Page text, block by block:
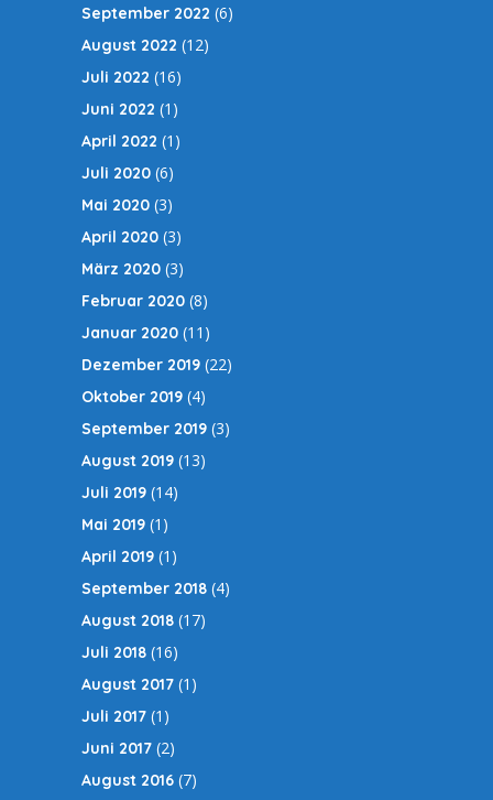
September 2022 (6)
August 2022 (12)
Juli 2022 (16)
Juni 2022 (1)
April 2022 (1)
Juli 2020 (6)
Mai 2020 (3)
April 2020 (3)
März 2020 (3)
Februar 2020 (8)
Januar 2020 (11)
Dezember 2019 (22)
Oktober 2019 (4)
September 2019 (3)
August 2019 (13)
Juli 2019 (14)
Mai 2019 (1)
April 2019 (1)
September 2018 (4)
August 2018 (17)
Juli 2018 (16)
August 2017 (1)
Juli 2017 (1)
Juni 2017 (2)
August 2016 (7)